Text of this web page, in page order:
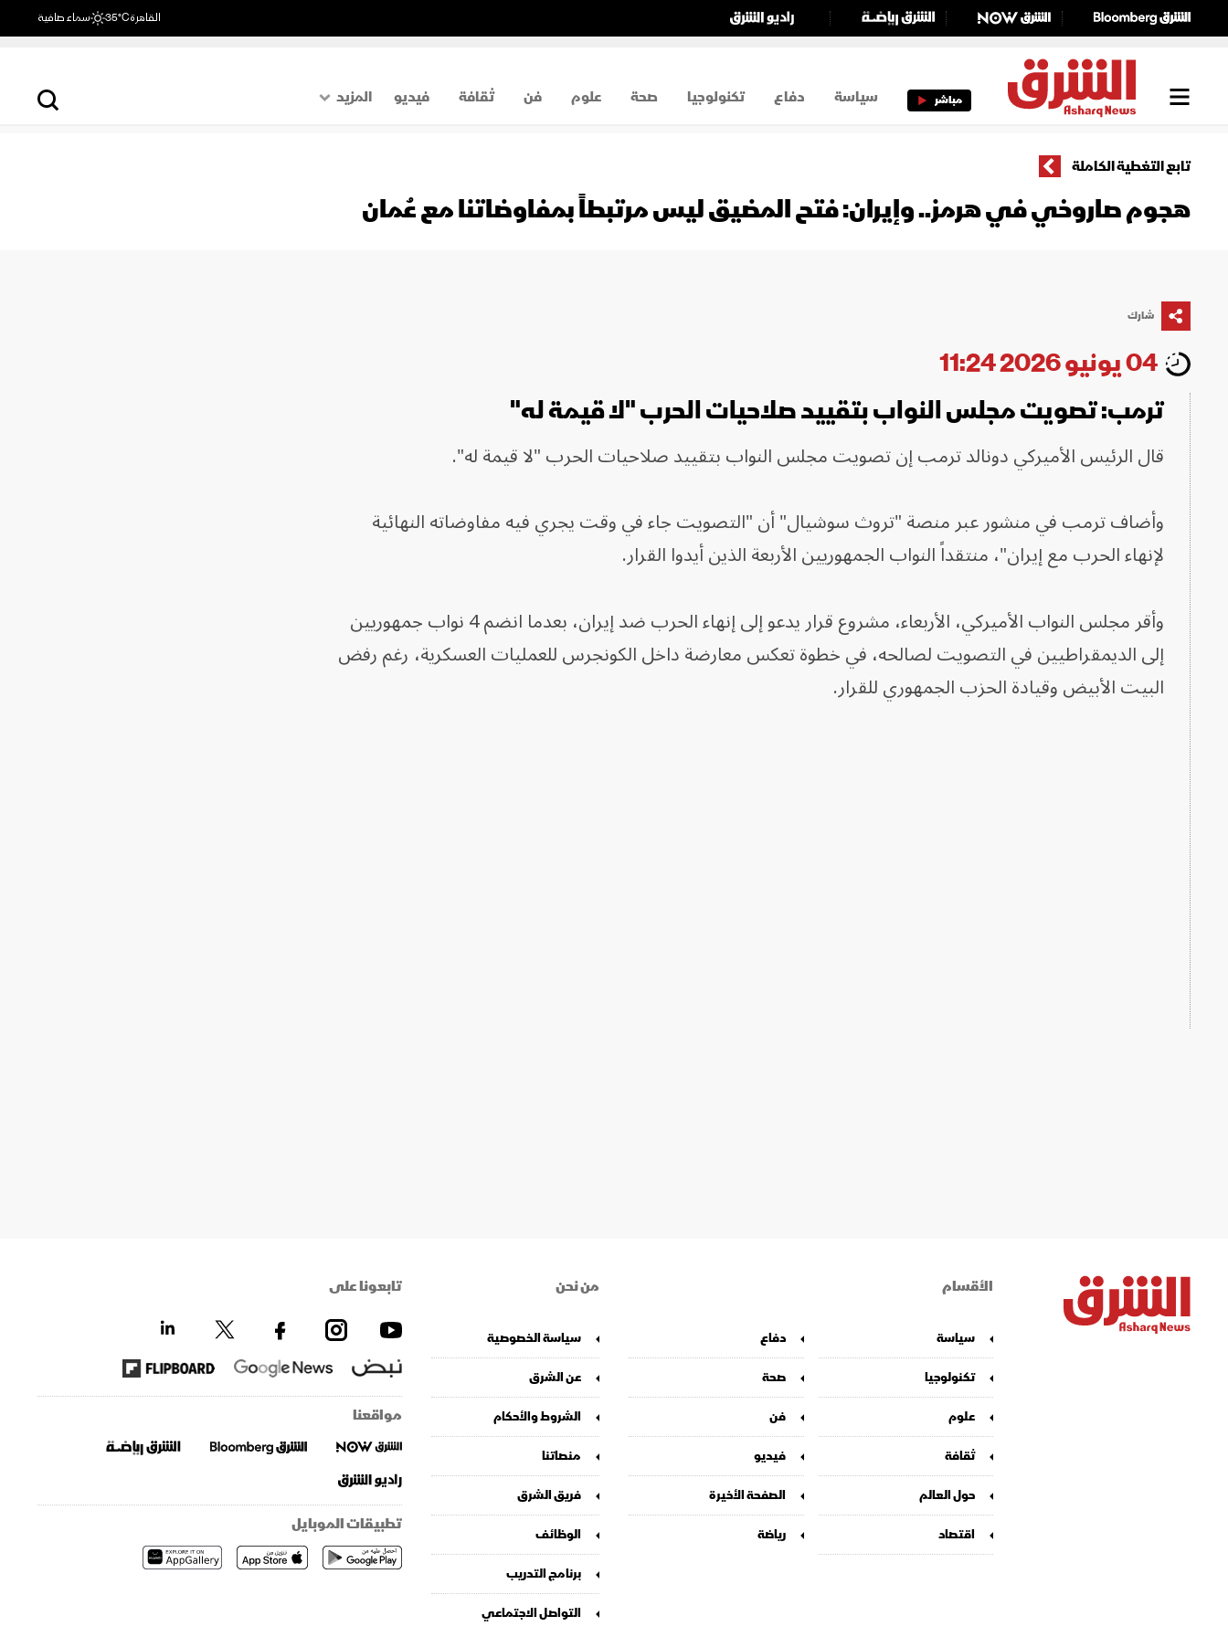
القاهرة35°C سماء صافية
مباشر سياسة دفاع تكنولوجيا صحة علوم فن ثقافة فيديو
المزيد
اقتصاد
تابع التغطية الكاملة
هجوم صاروخي في هرمز.. وإيران: فتح المضيق ليس مرتبطاً بمفاوضاتنا مع عُمان
شارك
04 يونيو 2026 11:24
ترمب: تصويت مجلس النواب بتقييد صلاحيات الحرب "لا قيمة له"
قال الرئيس الأميركي دونالد ترمب إن تصويت مجلس النواب بتقييد صلاحيات الحرب "لا قيمة له".
وأضاف ترمب في منشور عبر منصة "تروث سوشيال" أن "التصويت جاء في وقت يجري فيه مفاوضاته النهائية
لإنهاء الحرب مع إيران"، منتقداً النواب الجمهوريين الأربعة الذين أيدوا القرار.
وأقر مجلس النواب الأميركي، الأربعاء، مشروع قرار يدعو إلى إنهاء الحرب ضد إيران، بعدما انضم 4 نواب جمهوريين
إلى الديمقراطيين في التصويت لصالحه، في خطوة تعكس معارضة داخل الكونجرس للعمليات العسكرية، رغم رفض
البيت الأبيض وقيادة الحزب الجمهوري للقرار.
الأقسام
سياسة
دفاع
تكنولوجيا
صحة
علوم
فن
ثقافة
فيديو
حول العالم
الصفحة الأخيرة
اقتصاد
رياضة
من نحن
سياسة الخصوصية
عن الشرق
الشروط والأحكام
منصاتنا
فريق الشرق
الوظائف
برنامج التدريب
التواصل الاجتماعي
تابعونا على
مواقعنا
تطبيقات الموبايل